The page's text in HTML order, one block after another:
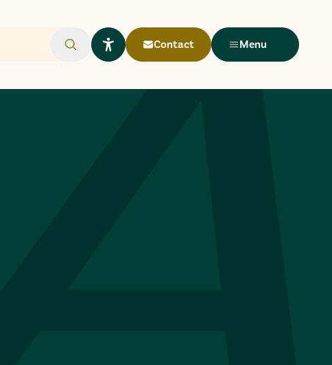
Rechercher
Ouvrir le widget Lisio
Contact Menu